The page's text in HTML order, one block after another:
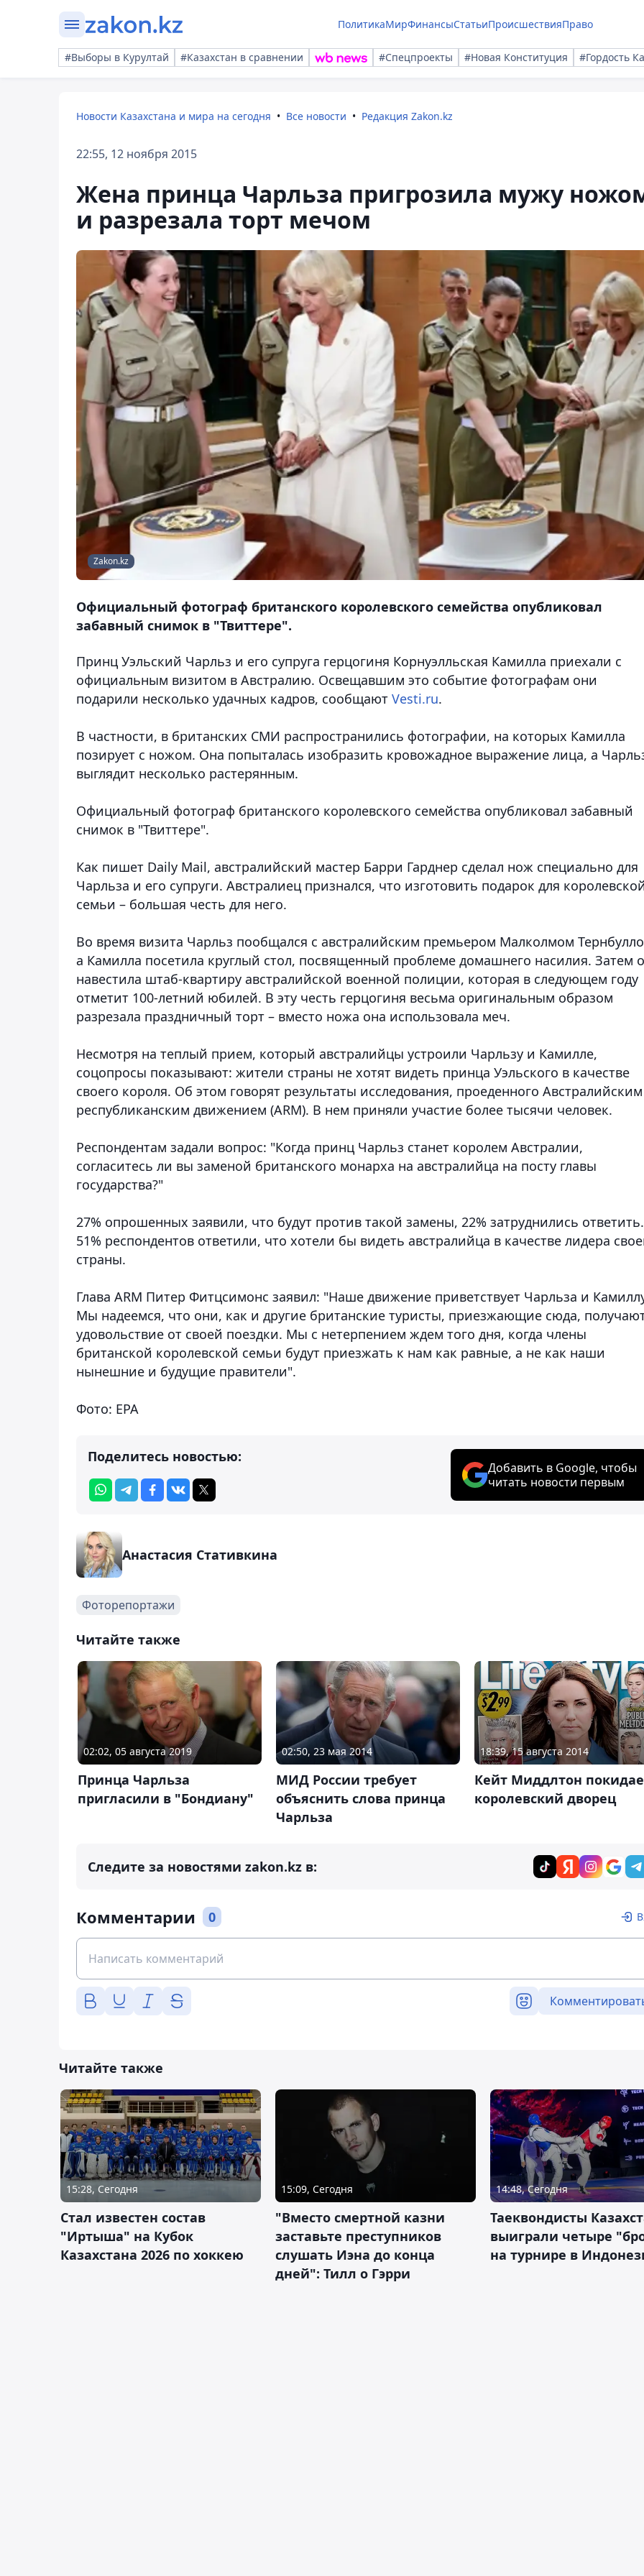
ПолитикаМирФинансыСтатьиПроисшествияПраво
#Выборы в Курултай #Казахстан в сравнении #Спецпроекты #Новая Конституция #Гордость
Новости Казахстана и мира на сегодня Все новости Редакция Zakon.kz
22:55, 12 ноября 2015
Жена принца Чарльза пригрозила мужу
и разрезала торт мечом
Zakon.kz
Официальный фотограф британского королевского семейства опубликовал
забавный снимок в "Твиттере".
Принц Уэльский Чарльз и его супруга герцогиня Корнуэлльская Камилла приехали с
официальным визитом в Австралию. Освещавшим это событие фотографам они
подарили несколько удачных кадров, сообщают Vesti.ru.
В частности, в британских СМИ распространились фотографии, на которых Камилла
позирует с ножом. Она попыталась изобразить кровожадное выражение лица, а
выглядит несколько растерянным.
Официальный фотограф британского королевского семейства опубликовал забавный
снимок в "Твиттере".
Как пишет Daily Mail, австралийский мастер Барри Гарднер сделал нож специально для
Чарльза и его супруги. Австралиец признался, что изготовить подарок для
семьи – большая честь для него.
Во время визита Чарльз пообщался с австралийским премьером Малколмом
а Камилла посетила круглый стол, посвященный проблеме домашнего насилия. Затем
навестила штаб-квартиру австралийской военной полиции, которая в следующем году
отметит 100-летний юбилей. В эту честь герцогиня весьма оригинальным образом
разрезала праздничный торт – вместо ножа она использовала меч.
Несмотря на теплый прием, который австралийцы устроили Чарльзу и Камилле,
соцопросы показывают: жители страны не хотят видеть принца Уэльского в качестве
своего короля. Об этом говорят результаты исследования, проеденного Австралийским
республиканским движением (ARM). В нем приняли участие более тысячи человек.
Респондентам задали вопрос: "Когда принц Чарльз станет королем Австралии,
согласитесь ли вы заменой британского монарха на австралийца на посту главы
государства?"
27% опрошенных заявили, что будут против такой замены, 22% затруднились ответить.
51% респондентов ответили, что хотели бы видеть австралийца в качестве лидера
страны.
Глава ARM Питер Фитцсимонс заявил: "Наше движение приветствует Чарльза и
Мы надеемся, что они, как и другие британские туристы, приезжающие сюда,
удовольствие от своей поездки. Мы с нетерпением ждем того дня, когда члены
британской королевской семьи будут приезжать к нам как равные, а не как наши
нынешние и будущие правители".
Фото: EPA
Поделитесь новостью:
Добавить в Google, чтобы
читать новости первым
Анастасия Стативкина
Фоторепортажи
Читайте также
02:02, 05 августа 2019
Принца Чарльза
пригласили в "Бондиану"
02:50, 23 мая 2014
МИД России требует
объяснить слова принца
Чарльза
18:39, 15 августа 2014
Кейт Миддлтон
королевский дворец
Следите за новостями zakon.kz в:
Комментарии 0
Читайте также
15:28, Сегодня
Стал известен состав
"Иртыша" на Кубок
Казахстана 2026 по хоккею
15:09, Сегодня
"Вместо смертной казни
заставьте преступников
слушать Иэна до конца
дней": Тилл о Гэрри
14:48, Сегодня
Таеквондисты
выиграли четыре
на турнире в